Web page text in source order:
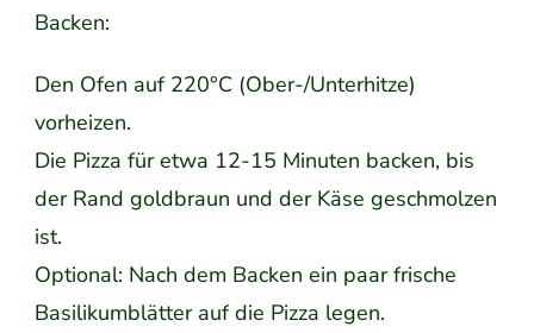
Backen:
Den Ofen auf 220°C (Ober-/Unterhitze)
vorheizen.
Die Pizza für etwa 12-15 Minuten backen, bis
der Rand goldbraun und der Käse geschmolzen
ist.
Optional: Nach dem Backen ein paar frische
Basilikumblätter auf die Pizza legen.